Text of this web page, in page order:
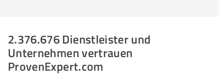
2.376.676 Dienstleister und
Unternehmen vertrauen
ProvenExpert.com